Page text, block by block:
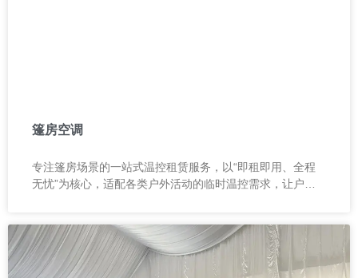
篷房空调
专注篷房场景的一站式温控租赁服务，以“即租即用、全程
无忧”为核心，适配各类户外活动的临时温控需求，让户外